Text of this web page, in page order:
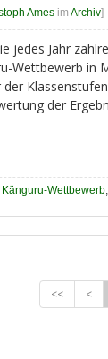
Ames imArchiv]
jedes Jahr
Wettbewerb in
der
der
Känguru-Wettbewerb,
<< <